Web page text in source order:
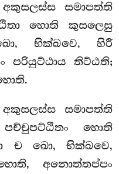
සමාපත්ති
හොති කුසලෙසු
භික්ඛවෙ, හිරී
පරියුට්ඨාය තිට්ඨති;
සමාපත්ති
හොති
ච ඛො, භික්ඛවෙ,
අනොත්තප්පං